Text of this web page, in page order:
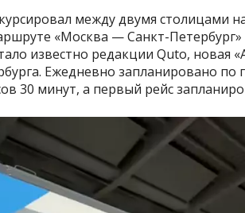
между двумя столицами
«Москва — Санкт-
известно редакции Quto, новая
Ежедневно запланировано по
30 минут, а первый рейс